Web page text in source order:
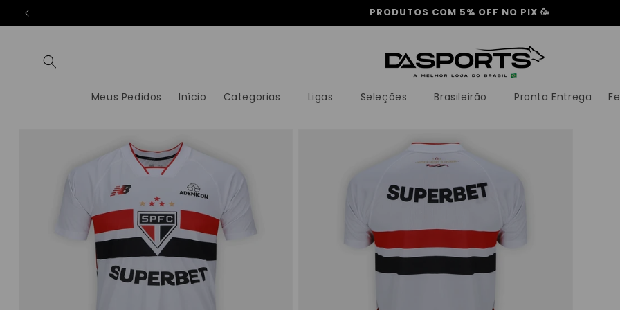
PARA O
CONTEÚDO
APROVEITE LEVE 5 PAGUE 3 🔥
Meus Pedidos Início Categorias Ligas Seleções Brasileirão Pronta Entrega